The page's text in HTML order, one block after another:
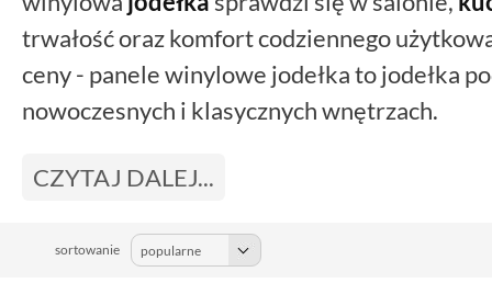
trwałość oraz komfort codziennego
ceny - panele winylowe jodełka to jodełka
nowoczesnych i klasycznych wnętrzach.
CZYTAJ DALEJ...
sortowanie